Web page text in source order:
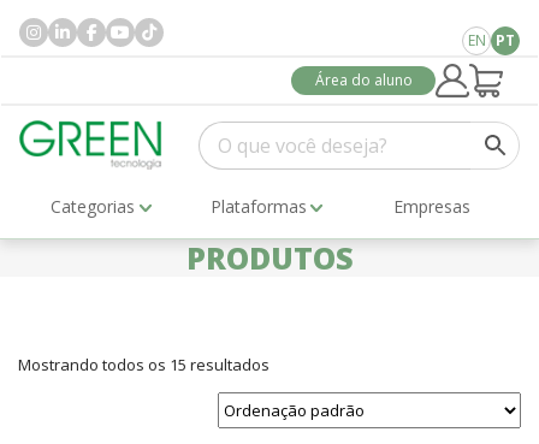
EN PT
Área do aluno
Categorias Plataformas Empresas
PRODUTOS
Mostrando todos os 15 resultados